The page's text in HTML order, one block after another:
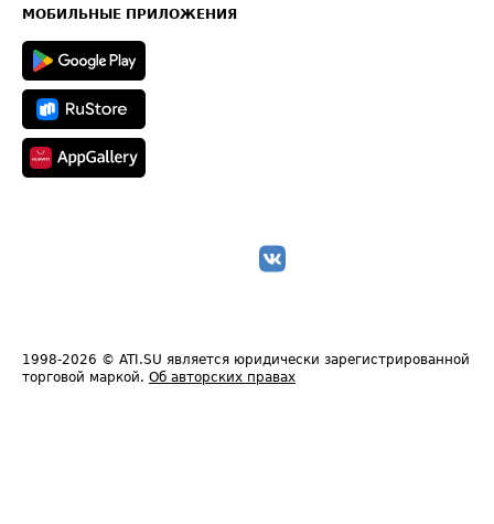
Техническая информация
МОБИЛЬНЫЕ ПРИЛОЖЕНИЯ
1998-2026 © ATI.SU является юридически зарегистрированной
торговой маркой. Об авторских правах